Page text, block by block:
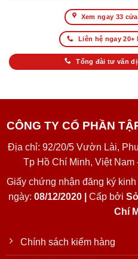
Xem ngay 33
Liên hệ ngay 20+
Tổng đài tư vấn
CÔNG TY CỔ PHẦN
Địa chỉ: 92/20/5 Vườn Lài,
Tp Hồ Chí Minh, Việt
Giấy chứng nhận đăng ký kinh
ngày: 08/12/2020 | Cấp bởi
Chí
Chính sách kiểm hàng